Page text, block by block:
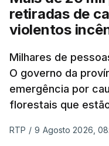
retiradas de
violentos
Milhares de
O governo da
emergência por
florestais que
RTP / 9 Agosto 2026,